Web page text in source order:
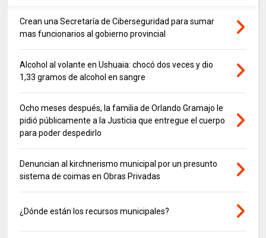
Crean una Secretaría de Ciberseguridad para sumar
mas funcionarios al gobierno provincial
Alcohol al volante en Ushuaia: chocó dos veces y dio
1,33 gramos de alcohol en sangre
Ocho meses después, la familia de Orlando Gramajo le
pidió públicamente a la Justicia que entregue el cuerpo
para poder despedirlo
Denuncian al kirchnerismo municipal por un presunto
sistema de coimas en Obras Privadas
¿Dónde están los recursos municipales?